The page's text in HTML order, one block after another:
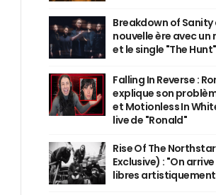
Breakdown of
nouvelle ère avec
et le single "The Hunt"
Falling In Reverse :
explique son
et Motionless In
live de "Ronald"
Rise Of The
Exclusive) : "On
libres